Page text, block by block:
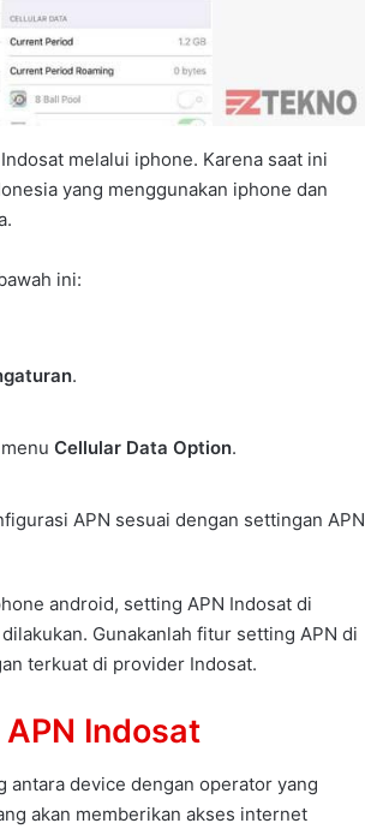
melalui iphone. Karena saat ini
yang menggunakan iphone dan
ini:
.
Cellular Data Option.
APN sesuai dengan settingan APN
android, setting APN Indosat di
Gunakanlah fitur setting APN di
terkuat di provider Indosat.
Indosat
antara device dengan operator yang
akan memberikan akses internet